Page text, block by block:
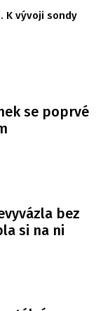
K vývoji sondy
se poprvé
bez
si na ni